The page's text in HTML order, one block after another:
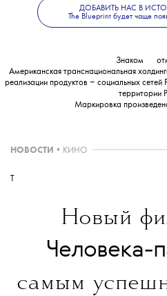
ДОБАВИТЬ НАС В
The Blueprint будет чаще
Знаком
Американская транснациональная
реализации продуктов ‒ социальных
территории
Маркировка
НОВОСТИ • КИНО
T
Новый
Человека-
самым